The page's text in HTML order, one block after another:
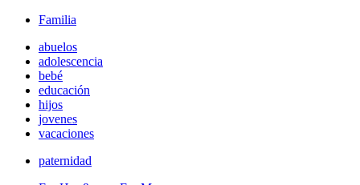
Familia
abuelos
adolescencia
bebé
educación
hijos
jovenes
vacaciones
paternidad